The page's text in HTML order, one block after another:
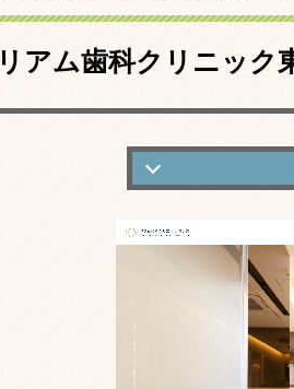
リアム歯科クリニック
リアム歯科クリ
リアム歯科クリ
リアム歯科クリ